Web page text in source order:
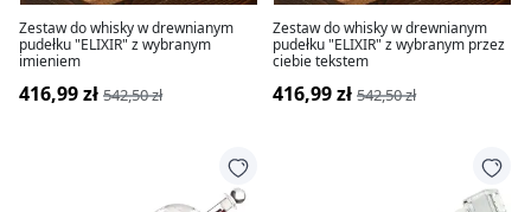
Zestaw do whisky w drewnianym
pudełku "ELIXIR" z wybranym
imieniem
416,99 zł 542,50 zł
Zestaw do whisky w drewnianym
pudełku "ELIXIR" z wybranym przez
ciebie tekstem
416,99 zł 542,50 zł